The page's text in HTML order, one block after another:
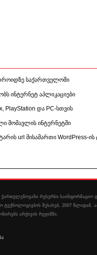
საქართველოში
ინტერნეტ აპლიკაციები
PlayStation და PC-სთვის
მომავლის ინტერნეტში
url მისამართი WordPress-ის
ქართულენოვანი რესურსი საინფორმაციო
ტექნოლოგიების შესახებ, 2007 წლიდან.
არქივის რეჟიმში.